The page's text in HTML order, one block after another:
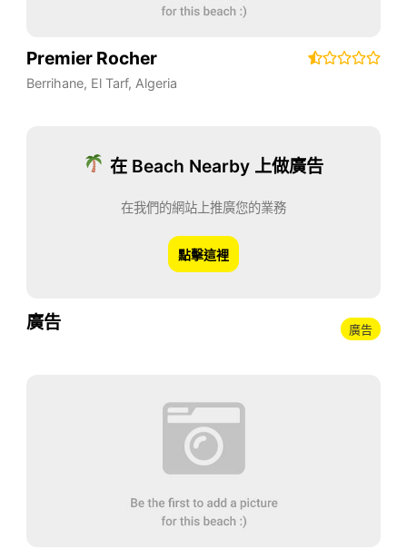
Premier Rocher
Berrihane, El Tarf, Algeria
在 Beach Nearby 上做廣告
在我們的網站上推廣您的業務
點擊這裡
廣告 廣告